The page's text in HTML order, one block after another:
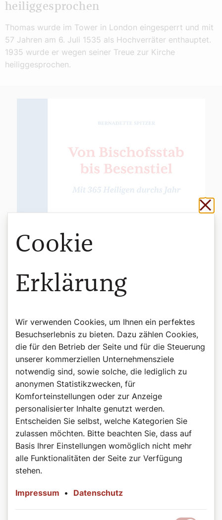
heiliggesprochen
Thomas wurde im Tower in London eingesperrt und mit
57 Jahren am 6. Juli 1535 als Hochverräter enthauptet.
1935 wurde er wegen seiner Treue zur Kirche
heiliggesprochen.
©Wiener Dom-Verlag
Das Buch zum Podcast
Heilige, das sind beeindruckende Persönlichkeiten auf
allen Kontinenten, in allen Jahrhunderten: Herrscher und
Sklaven, Brave und Aufmüpfige, Geistliche und Laien.
in kurzweilig-informativen Geschichten, wobei sie die
Besonderheit der jeweiligen Persönlichkeit treffend
hervorkehrt. Sie übersetzt die teils sperrigen Quellen in
Cookie
Erklärung
Wir verwenden Cookies, um Ihnen ein perfektes
Besuchserlebnis zu bieten. Dazu zählen Cookies,
die für den Betrieb der Seite und für die Steuerung
unserer kommerziellen Unternehmensziele
notwendig sind, sowie solche, die lediglich zu
anonymen Statistikzwecken, für
Komforteinstellungen oder zur Anzeige
personalisierter Inhalte genutzt werden.
Entscheiden Sie selbst, welche Kategorien Sie
zulassen möchten. Bitte beachten Sie, dass auf
Basis Ihrer Einstellungen womöglich nicht mehr
alle Funktionalitäten der Seite zur Verfügung
stehen.
Impressum • Datenschutz